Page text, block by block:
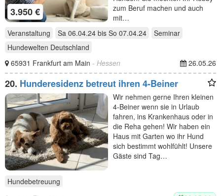
3.950 €
zum Beruf machen und auch
mit…
Veranstaltung
Sa 06.04.24 bis So 07.04.24
Seminar
Hundewelten Deutschland
65931 Frankfurt am Main - Hessen 26.05.26
20. Hunderesidenz betreut ihren 4-Beiner
Wir nehmen gerne Ihren kleinen
4-Beiner wenn sie in Urlaub
fahren, ins Krankenhaus oder in
die Reha gehen! Wir haben ein
Haus mit Garten wo ihr Hund
sich bestimmt wohlfühlt! Unsere
Gäste sind Tag…
Hundebetreuung